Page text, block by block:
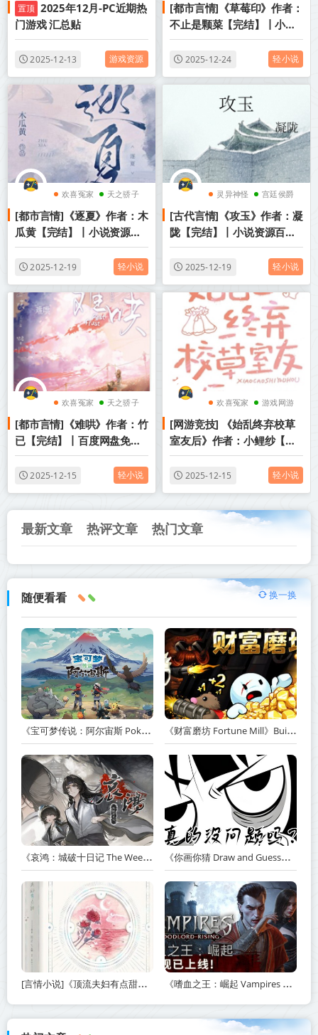
置顶 2025年12月-PC近期热
门游戏 汇总贴
2025-12-13 游戏资源
成长
[都市言情]《草莓印》作者：
不止是颗菜【完结】丨小说
资源百度网盘免费txt下载
2025-12-24 轻小说
欢喜冤家 天之骄子
青梅竹马
[都市言情]《逐夏》作者：木
瓜黄【完结】丨小说资源百
度网盘免费txt下载
2025-12-19 轻小说
灵异神怪 宫廷侯爵
情有独钟
[古代言情]《攻玉》作者：凝
陇【完结】丨小说资源百度
网盘免费txt下载
2025-12-19 轻小说
欢喜冤家 天之骄子
甜文
[都市言情]《难哄》作者：竹
已【完结】丨百度网盘免费
txt下载
2025-12-15 轻小说
欢喜冤家 游戏网游
甜文
[网游竞技] 《始乱终弃校草
室友后》作者：小鲤纱【完
结】丨百度网盘免费txt下载
2025-12-15 轻小说
最新文章 热评文章 热门文章
随便看看 换一换
《宝可梦传说：阿尔宙斯 Pokémon Legends Arceus》v13.2.0【PC/手机双端】丨中文版网盘下载 《财富磨坊 Fortune Mill》Build.23517590-免安装中文版丨中文版网盘下载
《哀鸿：城破十日记 The Weeping Swan Ten Days of the Citys Fall》v20260507-免安装中文版丨中文版网盘下载 《你画你猜 Draw and Guess》Build.24032411-免安装中文版丨中文版网盘下载
[言情小说]《顶流夫妇有点甜》作者：图样先森【完结】丨小说资源百度网盘免费txt下载 《嗜血之王：崛起 Vampires Bloodlord Rising》v1.5.0.21247-免安装中文版【单机+联机】丨中文版网盘下载